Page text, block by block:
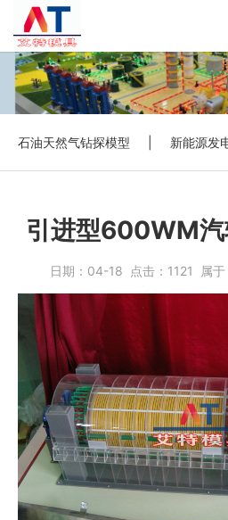
石油天然气钻探模型 新能源发
引进型600WM汽
日期： 04-18 点击： 1121 属于